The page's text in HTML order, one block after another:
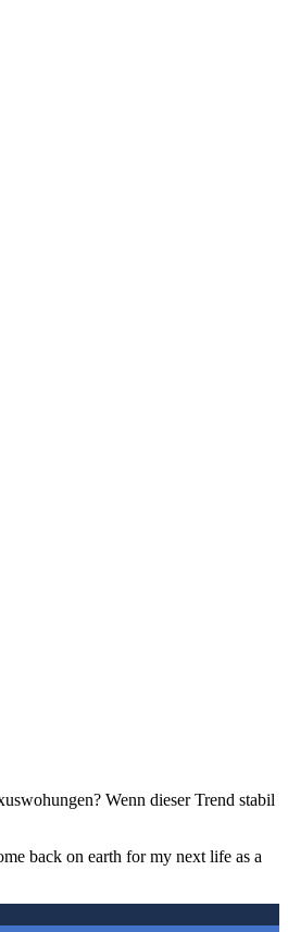
Wenn dieser Trend stabil
back on earth for my next life as a